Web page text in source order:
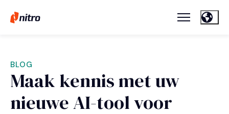
BLOG
Maak kennis met uw
nieuwe AI-tool voor